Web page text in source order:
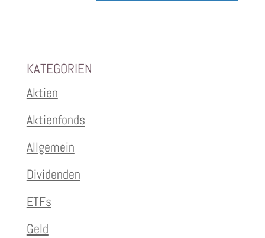
KATEGORIEN
Aktien
Aktienfonds
Allgemein
Dividenden
ETFs
Geld